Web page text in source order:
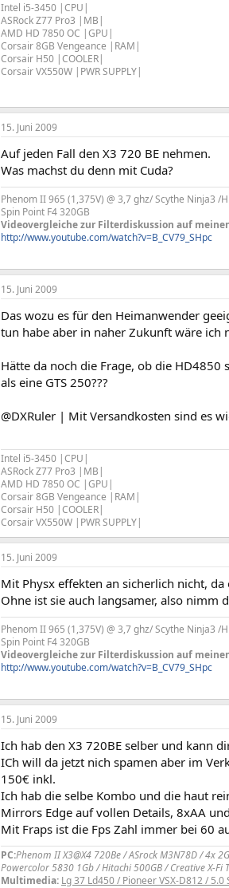
Intel i5-3450 |CPU|
ASRock Z77 Pro3 |MB|
AMD HD 7850 OC |GPU|
Corsair 8GB Vengeance |RAM|
Corsair H50 |COOLER|
Corsair VX550W |PWR SUPPLY|
15. Juni 2009
Auf jeden Fall den X3 720 BE nehmen.
Was machst du denn mit Cuda?
Phenom II 965 (1,375V) @ 3,7 ghz/ Scythe Ninja3 /
Spin Point F4 320GB
Videovergleiche zur Filterdiskussion auf
http://www.youtube.com/watch?v=B_CV79_SHpc
15. Juni 2009
Das wozu es für den Heimanwender
tun habe aber in naher Zukunft wäre ich
Hätte da noch die Frage, ob die
als eine GTS 250???
@DXRuler | Mit Versandkosten sind es
Intel i5-3450 |CPU|
ASRock Z77 Pro3 |MB|
AMD HD 7850 OC |GPU|
Corsair 8GB Vengeance |RAM|
Corsair H50 |COOLER|
Corsair VX550W |PWR SUPPLY|
15. Juni 2009
Mit Physx effekten an sicherlich nicht,
Ohne ist sie auch langsamer, also nimm
Phenom II 965 (1,375V) @ 3,7 ghz/ Scythe Ninja3 /
Spin Point F4 320GB
Videovergleiche zur Filterdiskussion auf
http://www.youtube.com/watch?v=B_CV79_SHpc
15. Juni 2009
Ich hab den X3 720BE selber und kann
ICh will da jetzt nich spamen aber im
150€ inkl.
Ich hab die selbe Kombo und die haut
Mirrors Edge auf vollen Details, 8xAA
Mit Fraps ist die Fps Zahl immer bei 60
PC:Phenom II X3@X4 720Be / ASrock M3N78D / 4x
Powercolor 5830 1Gb / Hitachi 500GB / Creative X-
Multimedia: Lg 37 Ld450 / Pioneer VSX-D812 /